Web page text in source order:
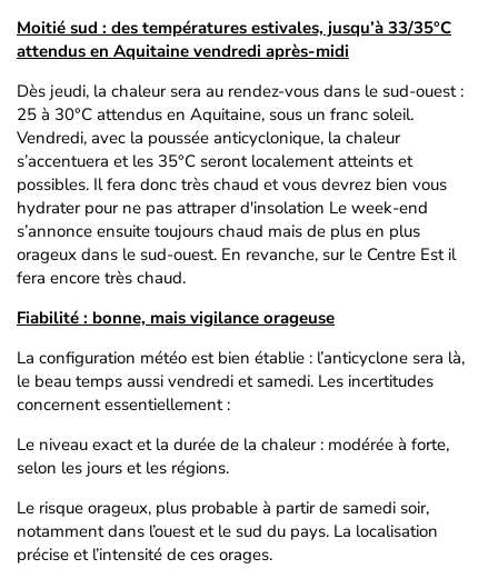
Moitié sud : des températures estivales, jusqu’à 33/35°C
attendus en Aquitaine vendredi après-midi
Dès jeudi, la chaleur sera au rendez-vous dans le sud-ouest :
25 à 30°C attendus en Aquitaine, sous un franc soleil.
Vendredi, avec la poussée anticyclonique, la chaleur
s’accentuera et les 35°C seront localement atteints et
possibles. Il fera donc très chaud et vous devrez bien vous
hydrater pour ne pas attraper d'insolation Le week-end
s’annonce ensuite toujours chaud mais de plus en plus
orageux dans le sud-ouest. En revanche, sur le Centre Est il
fera encore très chaud.
Fiabilité : bonne, mais vigilance orageuse
La configuration météo est bien établie : l’anticyclone sera là,
le beau temps aussi vendredi et samedi. Les incertitudes
concernent essentiellement :
Le niveau exact et la durée de la chaleur : modérée à forte,
selon les jours et les régions.
Le risque orageux, plus probable à partir de samedi soir,
notamment dans l’ouest et le sud du pays. La localisation
précise et l’intensité de ces orages.